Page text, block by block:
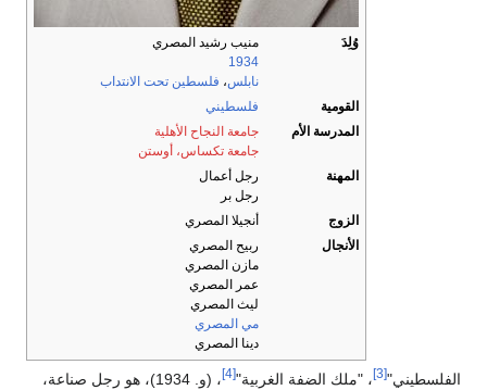
وُلِدَ
منيب رشيد المصري
1934
نابلس، فلسطين تحت الانتداب
القومية
فلسطيني
المدرسة الأم
جامعة النجاح الأهلية
جامعة تكساس، أوستن
المهنة
رجل أعمال
رجل بر
الزوج
أنجيلا المصري
الأنجال
ربيح المصري
مازن المصري
عمر المصري
ليث المصري
مي المصري
دينا المصري
الفلسطيني"[3] ، "ملك الضفة الغربية"[4]
، (و. 1934)، هو رجل صناعة،